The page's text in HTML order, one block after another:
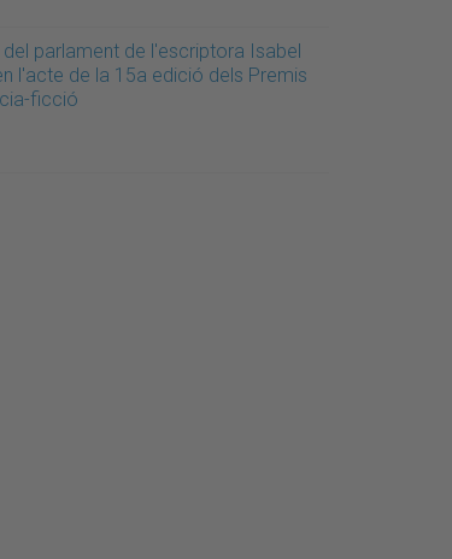
del parlament de l'escriptora Isabel
l'acte de la 15a edició dels Premis
ficció